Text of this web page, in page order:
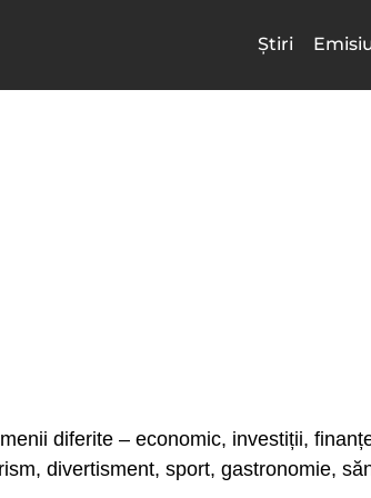
Știri
diferite – economic, investiții,
divertisment, sport, gastronomie,